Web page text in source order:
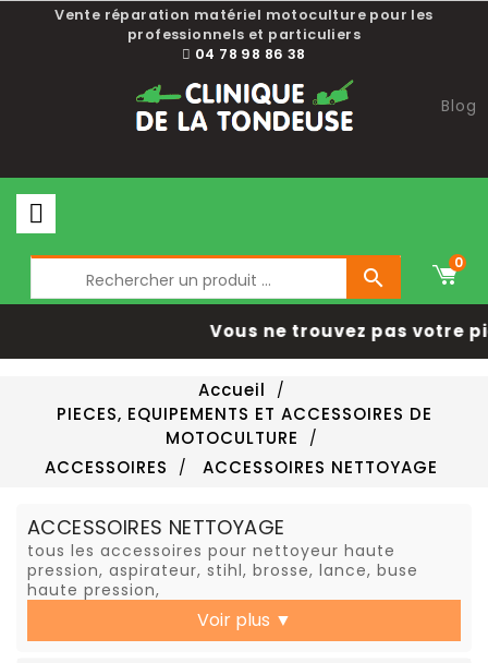
Vente réparation matériel motoculture pour les
professionnels et particuliers
04 78 98 86 38
Blog

0
Vous ne trouvez pas votre
Accueil
PIECES, EQUIPEMENTS ET ACCESSOIRES DE
MOTOCULTURE
ACCESSOIRES
ACCESSOIRES NETTOYAGE
ACCESSOIRES NETTOYAGE
tous les accessoires pour nettoyeur haute
pression, aspirateur, stihl, brosse, lance, buse
haute pression,
Voir plus ▼
Choisissez une valeur...